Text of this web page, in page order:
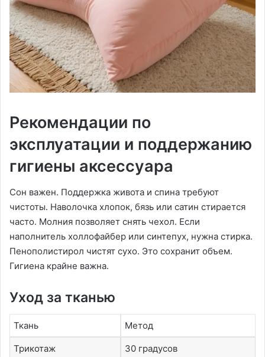
Рекомендации по
эксплуатации и поддержанию
гигиены аксессуара
Сон важен․ Поддержка живота и спина требуют
чистоты․ Наволочка хлопок, бязь или сатин стирается
часто․ Молния позволяет снять чехол․ Если
наполнитель холлофайбер или синтепух, нужна стирка․
Пенополистирол чистят сухо․ Это сохранит объем․
Гигиена крайне важна․
Уход за тканью
Ткань Метод
Трикотаж 30 градусов